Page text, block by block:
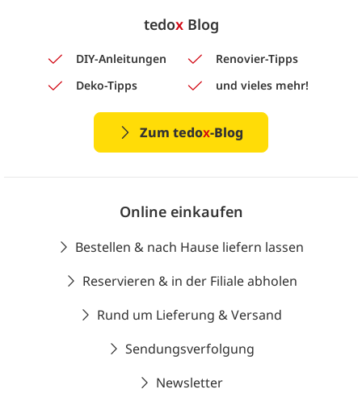
tedoxBlog
DIY-Anleitungen
Renovier-Tipps
Deko-Tipps
und vieles mehr!
Zum tedox-Blog
Online einkaufen
Bestellen & nach Hause liefern lassen
Reservieren & in der Filiale abholen
Rund um Lieferung & Versand
Sendungsverfolgung
Newsletter